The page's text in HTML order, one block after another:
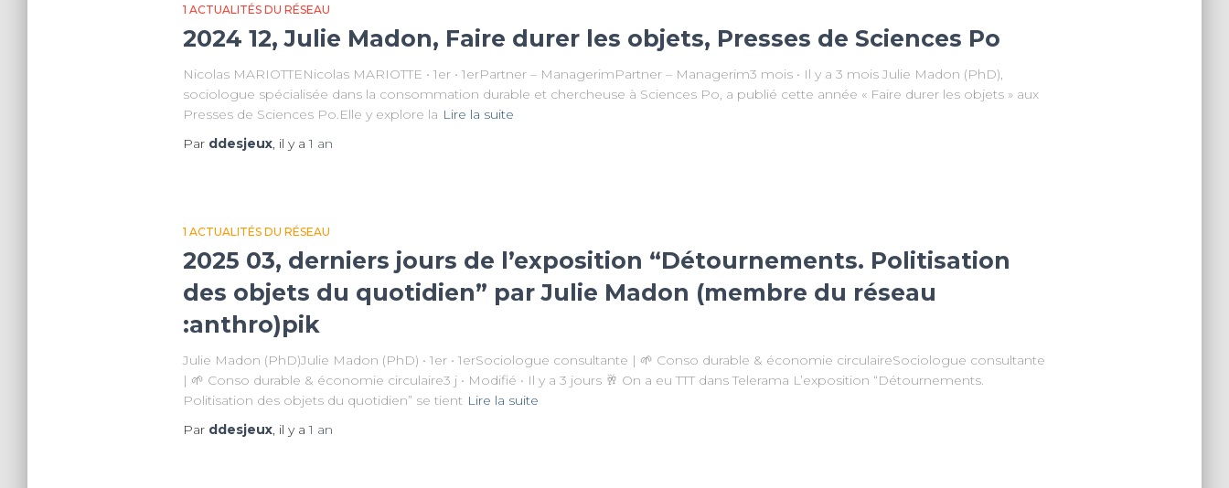
1 ACTUALITÉS DU RÉSEAU
2024 12, Julie Madon, Faire durer les objets, Presses de Sciences Po
Nicolas MARIOTTENicolas MARIOTTE • 1er • 1erPartner – ManagerimPartner – Managerim3 mois • Il y a 3 mois Julie Madon (PhD),
sociologue spécialisée dans la consommation durable et chercheuse à Sciences Po, a publié cette année « Faire durer les objets » aux
Presses de Sciences Po.Elle y explore la Lire la suite
Par ddesjeux, il y a1 an
1 ACTUALITÉS DU RÉSEAU
2025 03, derniers jours de l’exposition “Détournements. Politisation
des objets du quotidien” par Julie Madon (membre du réseau
:anthro)pik
Julie Madon (PhD)Julie Madon (PhD) • 1er • 1erSociologue consultante | 🌱 Conso durable & économie circulaireSociologue consultante
| 🌱 Conso durable & économie circulaire3 j • Modifié • Il y a 3 jours 🥂 On a eu TTT dans Telerama L’exposition “Détournements.
Politisation des objets du quotidien” se tient Lire la suite
Par ddesjeux, il y a1 an